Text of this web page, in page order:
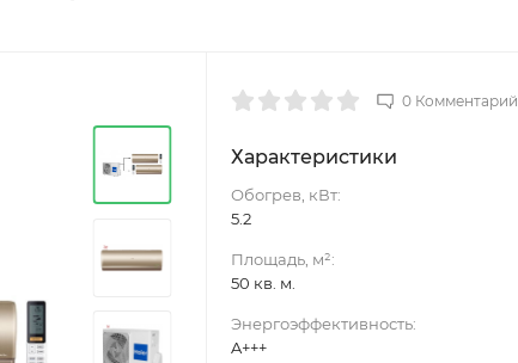
0 Комментарий
Характеристики
Обогрев, кВт:
5.2
Площадь, м²:
50 кв. м.
Энергоэффективность:
A+++